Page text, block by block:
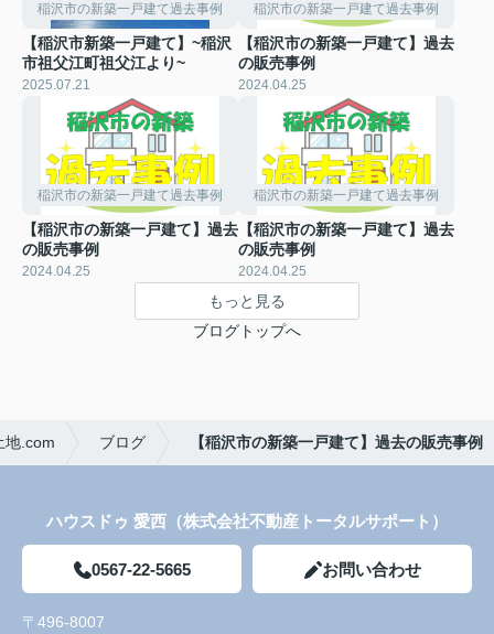
稲沢市の新築一戸建て過去事例
【稲沢市新築一戸建て】~稲沢
市祖父江町祖父江より~
2025.07.21
稲沢市の新築一戸建て過去事例
【稲沢市の新築一戸建て】過去
の販売事例
2024.04.25
稲沢市の新築一戸建て過去事例
【稲沢市の新築一戸建て】過去
の販売事例
2024.04.25
稲沢市の新築一戸建て過去事例
【稲沢市の新築一戸建て】過去
の販売事例
2024.04.25
もっと見る
ブログトップへ
地.com ブログ 【稲沢市の新築一戸建て】過去の販売事例
ハウスドゥ 愛西（株式会社不動産トータルサポート）
0567-22-5665 お問い合わせ
〒496-8007